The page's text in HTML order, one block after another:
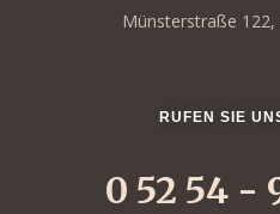
Münsterstraße
RUFEN SIE
0 52 54 -